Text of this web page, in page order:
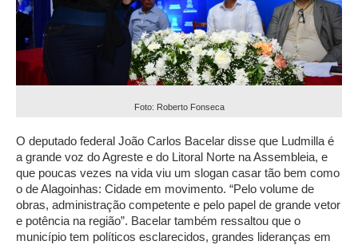
Foto: Roberto Fonseca
O deputado federal João Carlos Bacelar disse que Ludmilla é
a grande voz do Agreste e do Litoral Norte na Assembleia, e
que poucas vezes na vida viu um slogan casar tão bem como
o de Alagoinhas: Cidade em movimento. “Pelo volume de
obras, administração competente e pelo papel de grande vetor
e potência na região”. Bacelar também ressaltou que o
município tem políticos esclarecidos, grandes lideranças em